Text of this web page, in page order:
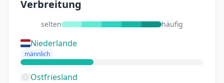
Verbreitung
selten häufig
Niederlande
männlich
Ostfriesland